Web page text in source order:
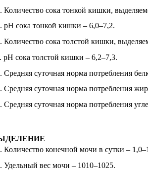
Количество сока тонкой кишки,
рН сока тонкой кишки – 6,0–7,2.
Количество сока толстой кишки,
рН сока толстой кишки – 6,2–7,3.
Средняя суточная норма потребления
Средняя суточная норма потребления
Средняя суточная норма потребления
Количество конечной мочи в сутки –
Удельный вес мочи – 1010–1025.